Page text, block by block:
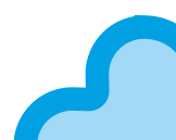
ВЫ ПОМОГЛИ